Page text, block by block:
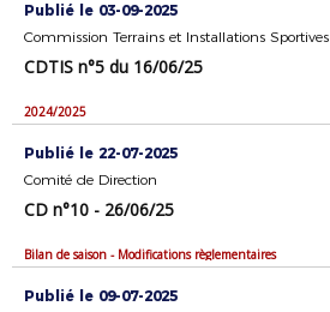
Publié le 03-09-2025
Commission Terrains et Installations Sportives
CDTIS n°5 du 16/06/25
2024/2025
Publié le 22-07-2025
Comité de Direction
CD n°10 - 26/06/25
Bilan de saison - Modifications règlementaires
Publié le 09-07-2025